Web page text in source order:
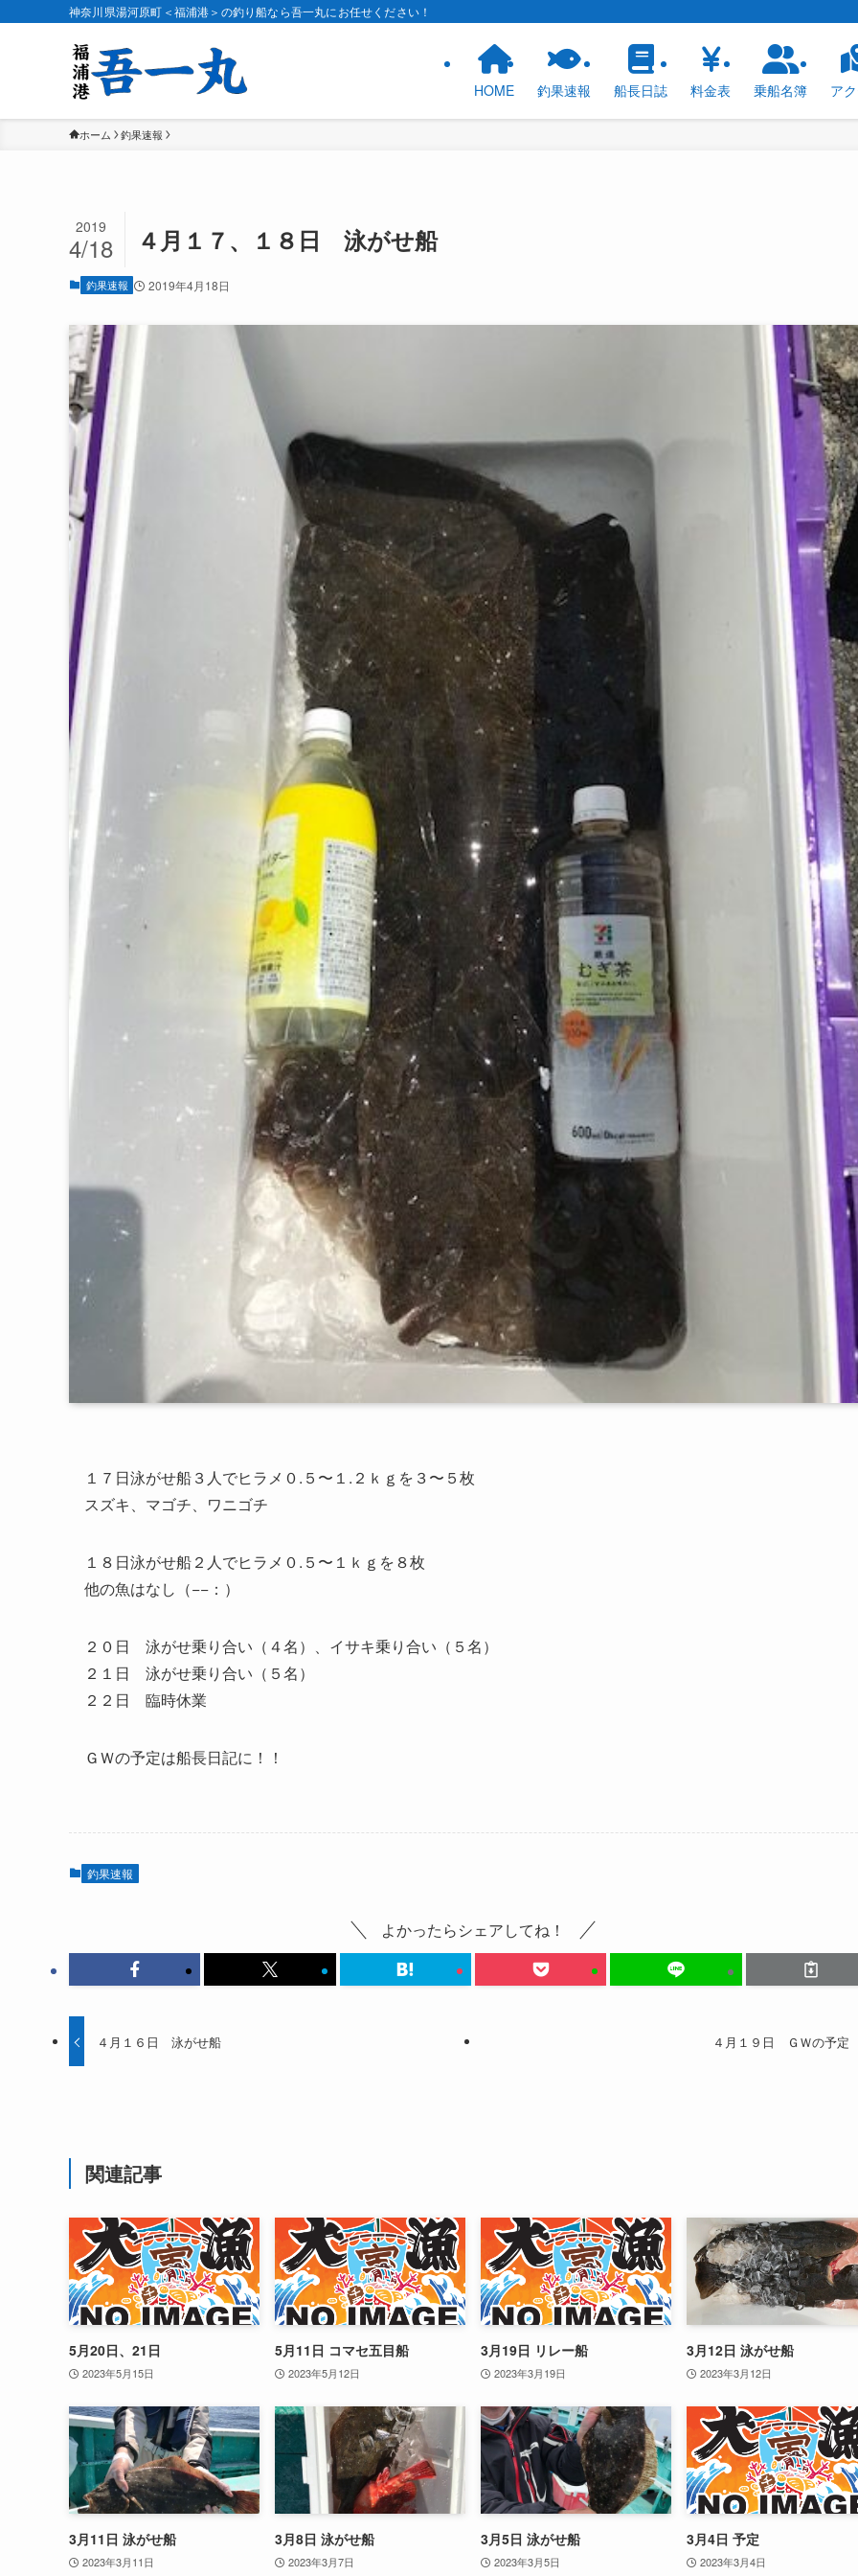
神奈川県湯河原町＜福浦港＞の釣り船なら吾一丸にお任せください！
HOME 釣果速報 船長日誌 料金表 乗船名簿 ア
ホーム 釣果速報
４月１７、１８日 泳がせ船
2019
4/18
釣果速報 2019年4月18日
１７日泳がせ船３人でヒラメ０.５〜１.２ｋｇを３〜５枚
スズキ、マゴチ、ワニゴチ
１８日泳がせ船２人でヒラメ０.５〜１ｋｇを８枚
他の魚はなし（−−：）
２０日 泳がせ乗り合い（４名）、イサキ乗り合い（５名）
２１日 泳がせ乗り合い（５名）
２２日 臨時休業
ＧＷの予定は船長日記に！！
釣果速報
よかったらシェアしてね！
４月１６日 泳がせ船 ４月１９日 ＧＷの予定
関連記事
5月20日、21日
2023年5月15日
5月11日 コマセ五目船
2023年5月12日
3月19日 リレー船
2023年3月19日
3月12日 泳がせ船
2023年3月12日
3月11日 泳がせ船
2023年3月11日
3月8日 泳がせ船
2023年3月7日
3月5日 泳がせ船
2023年3月5日
3月4日 予定
2023年3月4日